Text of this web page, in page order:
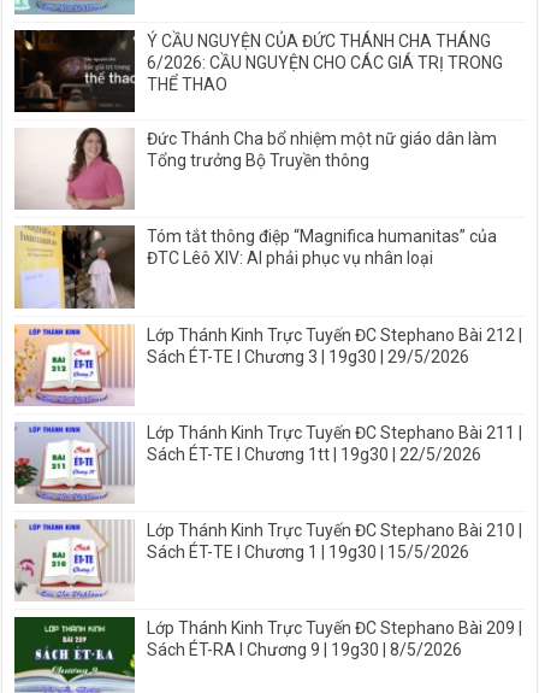
Ý CẦU NGUYỆN CỦA ĐỨC THÁNH CHA THÁNG
6/2026: CẦU NGUYỆN CHO CÁC GIÁ TRỊ TRONG
THỂ THAO
Đức Thánh Cha bổ nhiệm một nữ giáo dân làm
Tổng trưởng Bộ Truyền thông
Tóm tắt thông điệp “Magnifica humanitas” của
ĐTC Lêô XIV: AI phải phục vụ nhân loại
Lớp Thánh Kinh Trực Tuyến ĐC Stephano Bài 212 |
Sách ÉT-TE I Chương 3 | 19g30 | 29/5/2026
Lớp Thánh Kinh Trực Tuyến ĐC Stephano Bài 211 |
Sách ÉT-TE I Chương 1tt | 19g30 | 22/5/2026
Lớp Thánh Kinh Trực Tuyến ĐC Stephano Bài 210 |
Sách ÉT-TE I Chương 1 | 19g30 | 15/5/2026
Lớp Thánh Kinh Trực Tuyến ĐC Stephano Bài 209 |
Sách ÉT-RA I Chương 9 | 19g30 | 8/5/2026